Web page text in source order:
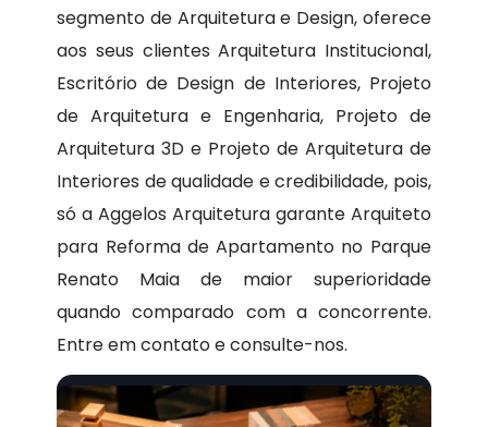
segmento de Arquitetura e Design, oferece
aos seus clientes Arquitetura Institucional,
Escritório de Design de Interiores, Projeto
de Arquitetura e Engenharia, Projeto de
Arquitetura 3D e Projeto de Arquitetura de
Interiores de qualidade e credibilidade, pois,
só a Aggelos Arquitetura garante Arquiteto
para Reforma de Apartamento no Parque
Renato Maia de maior superioridade
quando comparado com a concorrente.
Entre em contato e consulte-nos.